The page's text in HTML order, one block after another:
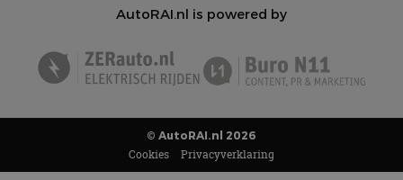
AutoRAI.nl is powered by
© AutoRAI.nl 2026
Cookies Privacyverklaring